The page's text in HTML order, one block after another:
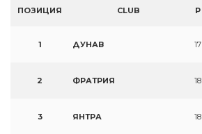
ПОЗИЦИЯ CLUB P
1 ДУНАВ 17
2 ФРАТРИЯ 18
3 ЯНТРА 18